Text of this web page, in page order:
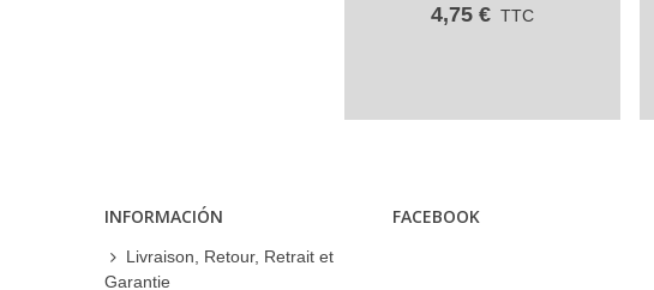
4,75 € TTC
INFORMACIÓN
Livraison, Retour, Retrait et
Garantie
FACEBOOK